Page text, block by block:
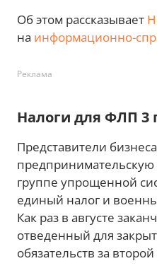
Об этом рассказывает
на информационно-
Реклама
Налоги для ФЛП 3
Представители
предпринимательскую
группе упрощенной
единый налог и
Как раз в августе
отведенный для
обязательств за